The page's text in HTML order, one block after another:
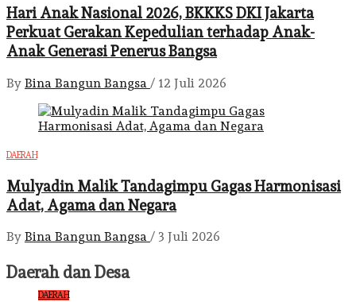
Hari Anak Nasional 2026, BKKKS DKI Jakarta
Perkuat Gerakan Kepedulian terhadap Anak-
Anak Generasi Penerus Bangsa
By Bina Bangun Bangsa / 12 Juli 2026
DAERAH
Mulyadin Malik Tandagimpu Gagas Harmonisasi
Adat, Agama dan Negara
By Bina Bangun Bangsa / 3 Juli 2026
Daerah dan Desa
DAERAH